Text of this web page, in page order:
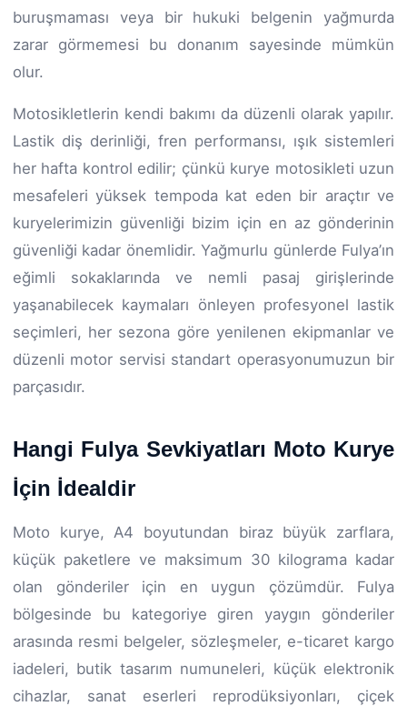
buruşmaması veya bir hukuki belgenin yağmurda
zarar görmemesi bu donanım sayesinde mümkün
olur.
Motosikletlerin kendi bakımı da düzenli olarak yapılır.
Lastik diş derinliği, fren performansı, ışık sistemleri
her hafta kontrol edilir; çünkü kurye motosikleti uzun
mesafeleri yüksek tempoda kat eden bir araçtır ve
kuryelerimizin güvenliği bizim için en az gönderinin
güvenliği kadar önemlidir. Yağmurlu günlerde Fulya’ın
eğimli sokaklarında ve nemli pasaj girişlerinde
yaşanabilecek kaymaları önleyen profesyonel lastik
seçimleri, her sezona göre yenilenen ekipmanlar ve
düzenli motor servisi standart operasyonumuzun bir
parçasıdır.
Hangi Fulya Sevkiyatları Moto Kurye
İçin İdealdir
Moto kurye, A4 boyutundan biraz büyük zarflara,
küçük paketlere ve maksimum 30 kilograma kadar
olan gönderiler için en uygun çözümdür. Fulya
bölgesinde bu kategoriye giren yaygın gönderiler
arasında resmi belgeler, sözleşmeler, e-ticaret kargo
iadeleri, butik tasarım numuneleri, küçük elektronik
cihazlar, sanat eserleri reprodüksiyonları, çiçek